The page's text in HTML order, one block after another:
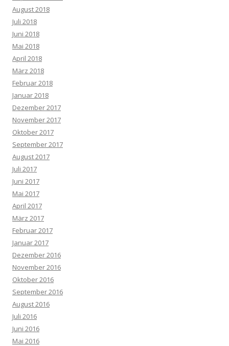
August 2018
Juli 2018
Juni 2018
Mai 2018
April 2018
März 2018
Februar 2018
Januar 2018
Dezember 2017
November 2017
Oktober 2017
September 2017
August 2017
Juli 2017
Juni 2017
Mai 2017
April 2017
März 2017
Februar 2017
Januar 2017
Dezember 2016
November 2016
Oktober 2016
September 2016
August 2016
Juli 2016
Juni 2016
Mai 2016